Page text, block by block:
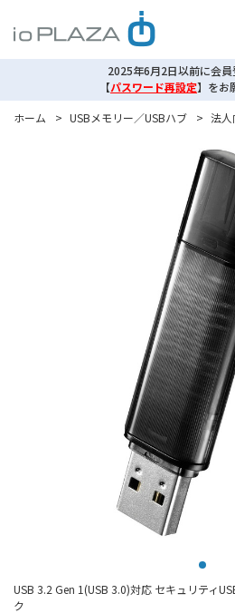
2025年6月2日以前に会
【パスワード再設定】 をお
ホーム
> USBメモリー／USBハブ > 法人
USB 3.2 Gen 1(USB 3.0)対応 セキュリティ
ク